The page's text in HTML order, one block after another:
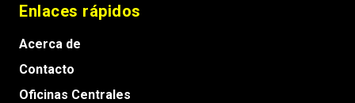
Enlaces rápidos
Acerca de
Contacto
Oficinas Centrales